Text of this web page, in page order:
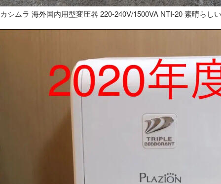
カシムラ 海外国内用型変圧器 220-240V/1500VA NTI-20 素晴らし